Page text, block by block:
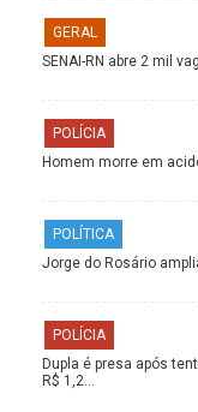
GERAL
SENAI-RN abre 2 mil
POLÍCIA
Homem morre em
POLÍTICA
Jorge do Rosário
POLÍCIA
Dupla é presa após
R$ 1,2…